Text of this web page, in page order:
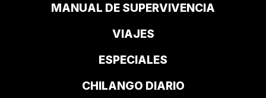
MANUAL DE SUPERVIVENCIA
VIAJES
ESPECIALES
CHILANGO DIARIO